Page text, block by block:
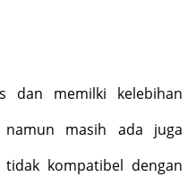
dan memilki kelebihan
masih ada juga
tidak kompatibel dengan